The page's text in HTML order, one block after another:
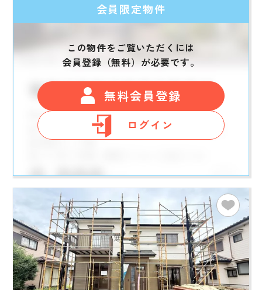
会員限定物件
この物件をご覧いただくには
会員登録（無料）が必要です。
無料会員登録
ログイン